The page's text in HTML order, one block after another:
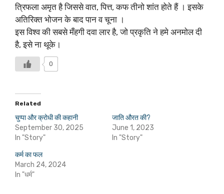
त्रिफला अमृत है जिससे वात, पित्त, कफ तीनो शांत होते हैं । इसके
अतिरिक्त भोजन के बाद पान व चूना ।
इस विश्व की सबसे मँहगी दवा लार है, जो प्रकृति ने हमे अनमोल दी
है, इसे ना थूके।
0
Related
चुप्पा और क्रोधी की कहानी
September 30, 2025
In "Story"
जाति औरत की?
June 1, 2023
In "Story"
कर्म का फल
March 24, 2024
In "धर्म"